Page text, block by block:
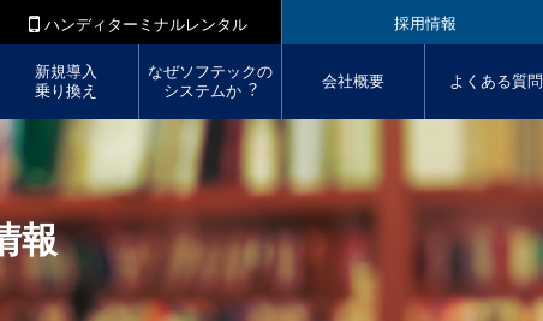
ハンディターミナルレンタル 採用情報
新規導入
乗り換え
なぜソフテックの
システムか︖
会社概要 よくある質問
報